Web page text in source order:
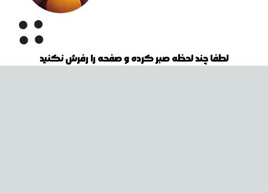
لطفا چند لحظه صبر کرده و صفحه را رفرش نکنید